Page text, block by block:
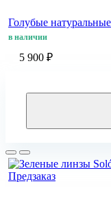
Голубые
в наличии
5 900 ₽
Предзаказ